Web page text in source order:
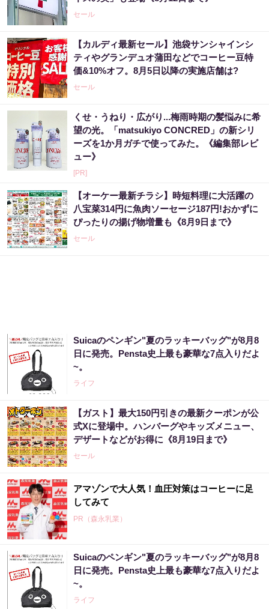
セール
【カルディ最新セール】池袋サンシャインシ
ティやグランデュオ蒲田などでコーヒー豆特
価&10%オフ。8月5日以降の実施店舗は?
セール
くせ・うねり・広がり...梅雨時期の髪悩みに希
望の光。「matsukiyo CONCRED」の新シリ
ーズを1か月ガチで使ってみた。《編集部レビ
ュー》
[PR]
【オーケー最新チラシ】時短料理に大活躍の
八宝菜314円に魚肉ソーセージ187円!おかずに
ぴったりの揚げ物増量も《8月9日まで》
セール
Suicaのペンギン"夏のラッキーバッグ"が8月8
日に発売。Pensta史上最も豪華な7点入りだよ
~。
ライフ
【ガスト】最大150円引きの最新クーポンが公
式Xに登場中。ハンバーグやキッズメニュー、
デザートなどがお得に《8月19日まで》
セール
アマゾンで大人気！血圧対策はコーヒーに足
してみて
PR（森永乳業）
Suicaのペンギン"夏のラッキーバッグ"が8月8
日に発売。Pensta史上最も豪華な7点入りだよ
~。
ライフ